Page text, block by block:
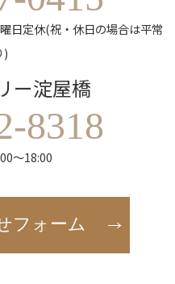
日定休(祝・休日の場合は平常
)
ー淀屋橋
8318
～18:00
フォーム